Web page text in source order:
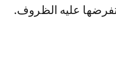
تفرضها عليه الظروف.